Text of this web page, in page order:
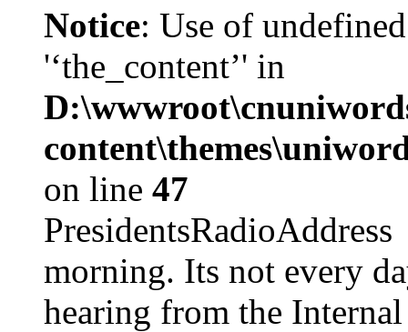
Notice: Use of
'‘the_content’' in
on line 47
morning. Its not every
hearing from the